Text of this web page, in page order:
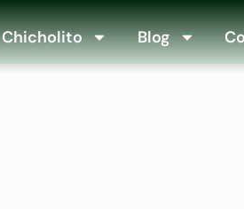
Chicholito Blog